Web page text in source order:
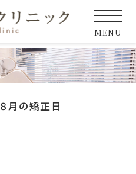
MENU
８月の矯正日